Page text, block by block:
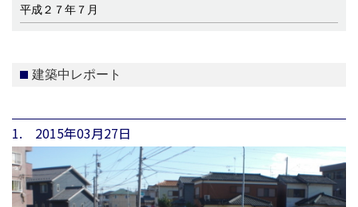
平成２７年７月
建築中レポート
1. 2015年03月27日